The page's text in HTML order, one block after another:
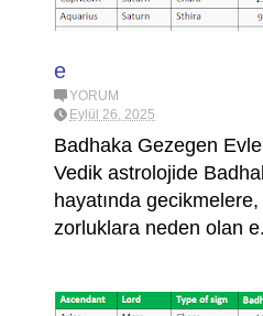
e
YORUM
Eylül 26, 2025
Badhaka Gezegen
Vedik astrolojide
hayatında
zorluklara neden olan